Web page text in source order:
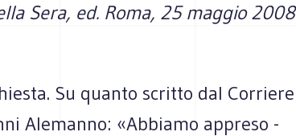
Sera, ed. Roma, 25 maggio 2008
Su quanto scritto dal Corriere
Alemanno: «Abbiamo appreso -